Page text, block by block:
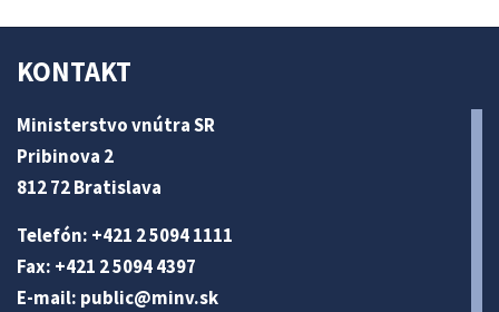
KONTAKT
Ministerstvo vnútra SR
Pribinova 2
812 72 Bratislava
Telefón: +421 2 5094 1111
Fax: +421 2 5094 4397
E-mail: public@minv.sk